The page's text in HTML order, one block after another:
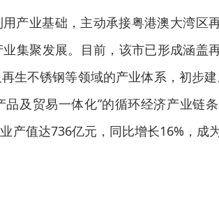
产业基础，主动承接粤港澳大湾区
集聚发展。目前，该市已形成涵盖再
生不锈钢等领域的产业体系，初步建
贸易一体化”的循环经济产业链
产值达736亿元，同比增长16%，成